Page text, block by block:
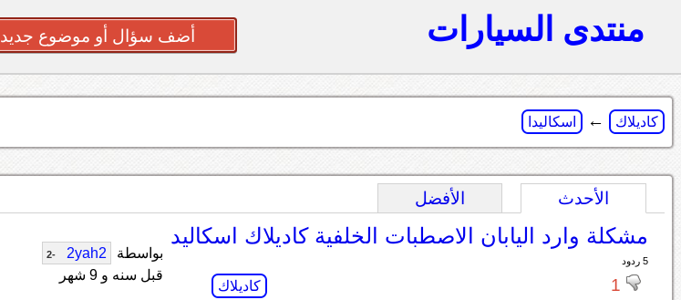
منتدى السيارات أضف سؤال أو موضوع جديد
كاديلاك ← اسكاليدا
الأحدث الأفضل
مشكلة وارد اليابان الاصطبات الخلفية كاديلاك اسكاليد
5 ردود
1 كاديلاك
بواسطة 2yah2
-2
قبل سنه و 9 شهر